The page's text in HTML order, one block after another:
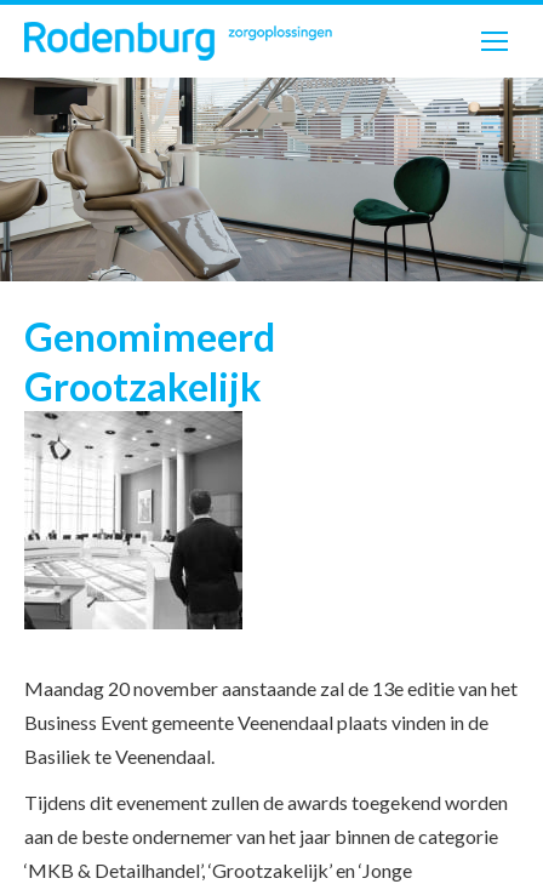
Genomimeerd
Grootzakelijk
Maandag 20 november aanstaande zal de 13e editie van het
Business Event gemeente Veenendaal plaats vinden in de
Basiliek te Veenendaal.
Tijdens dit evenement zullen de awards toegekend worden
aan de beste ondernemer van het jaar binnen de categorie
‘MKB & Detailhandel’, ‘Grootzakelijk’ en ‘Jonge